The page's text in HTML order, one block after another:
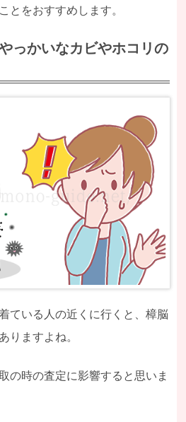
とをおすすめします。
っかいなカビやホコリの
ている人の近くに行くと、樟脳
りますよね。
の時の査定に影響すると思いま